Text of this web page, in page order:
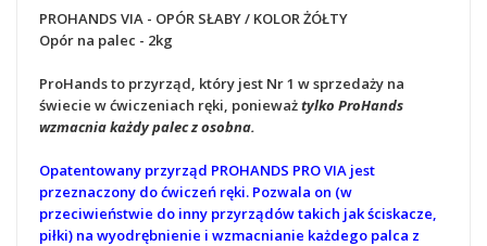
PROHANDS VIA - OPÓR SŁABY / KOLOR ŻÓŁTY
Opór na palec - 2kg
ProHands to przyrząd, który jest Nr 1 w sprzedaży na
świecie w ćwiczeniach ręki, ponieważtylko ProHands
wzmacnia każdy palec z osobna.
Opatentowany przyrząd PROHANDS PRO VIA jest
przeznaczony do ćwiczeń ręki. Pozwala on (w
przeciwieństwie do inny przyrządów takich jak ściskacze,
piłki) na wyodrębnienie i wzmacnianie każdego palca z